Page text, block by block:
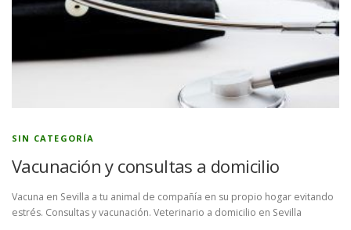
SIN CATEGORÍA
Vacunación y consultas a domicilio
Vacuna en Sevilla a tu animal de compañía en su propio hogar evitando
estrés. Consultas y vacunación. Veterinario a domicilio en Sevilla